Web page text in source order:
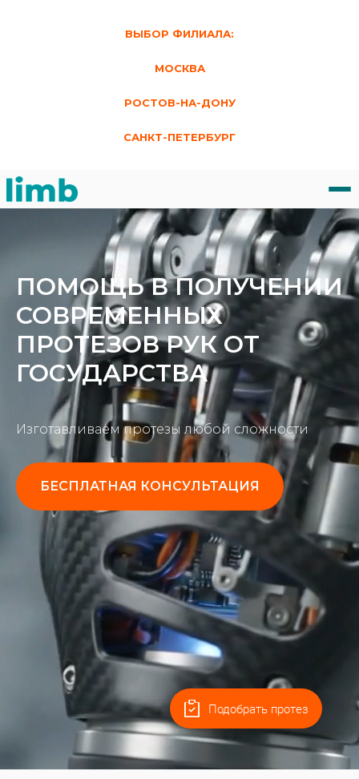
ВЫБОР ФИЛИАЛА:
МОСКВА
РОСТОВ-НА-ДОНУ
САНКТ-ПЕТЕРБУРГ
ПОМОЩЬ В ПОЛУЧЕНИИ
СОВРЕМЕННЫХ
ПРОТЕЗОВ РУК ОТ
ГОСУДАРСТВА
Изготавливаем протезы любой сложности
БЕСПЛАТНАЯ КОНСУЛЬТАЦИЯ
Подобрать протез